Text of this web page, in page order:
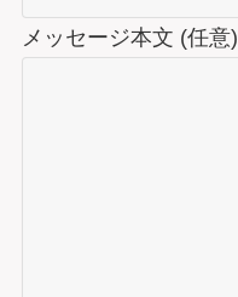
メッセージ本文 (任意)